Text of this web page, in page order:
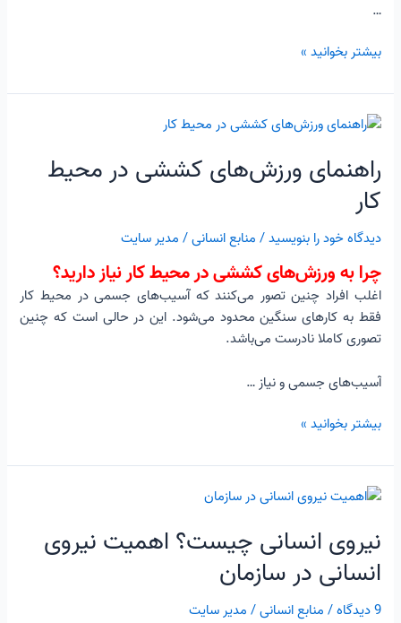
…
بیشتر بخوانید »
راهنمای ورزش‌های کششی در محیط
کار
دیدگاه‌ خود را بنویسید/ منابع انسانی/ مدیر سایت
چرا به ورزش‌های کششی در محیط کار نیاز دارید؟
اغلب افراد چنین تصور می‌کنند که آسیب‌های جسمی در محیط کار
فقط به کارهای سنگین محدود می‌شود. این در حالی است که چنین
تصوری کاملا نادرست می‌باشد.
آسیب‌های جسمی و نیاز …
راهنمای
کششی
در
محیط
کار
بیشتر بخوانید »
نیروی انسانی چیست؟ اهمیت نیروی
انسانی در سازمان
9 دیدگاه / منابع انسانی/ مدیر سایت
نیروی
چیست؟
اهمیت
نیروی
انسانی